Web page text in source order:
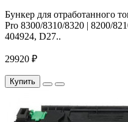
Бункер для отработанного
Pro 8300/8310/8320 | 8200/
404924, D27..
29920 ₽
Купить